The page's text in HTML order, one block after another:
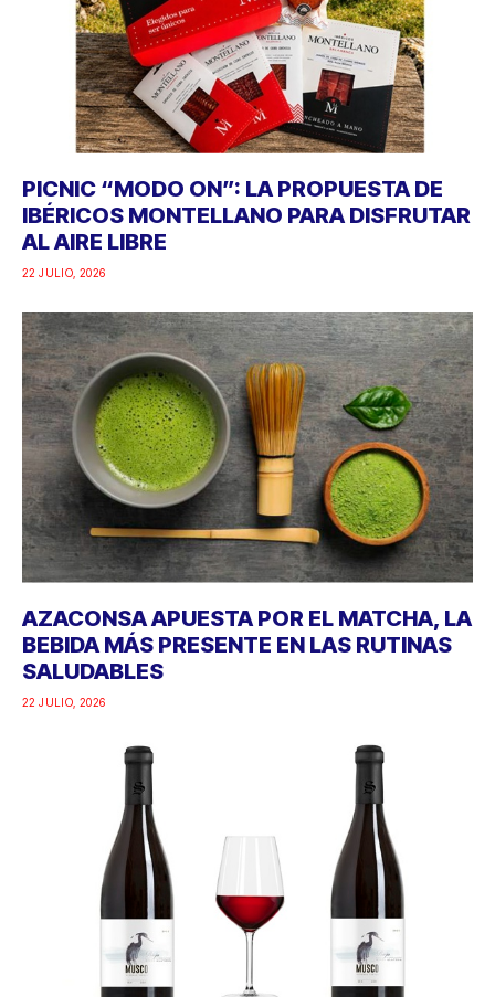
PICNIC “MODO ON”: LA PROPUESTA DE
IBÉRICOS MONTELLANO PARA DISFRUTAR
AL AIRE LIBRE
22 JULIO, 2026
AZACONSA APUESTA POR EL MATCHA, LA
BEBIDA MÁS PRESENTE EN LAS RUTINAS
SALUDABLES
22 JULIO, 2026